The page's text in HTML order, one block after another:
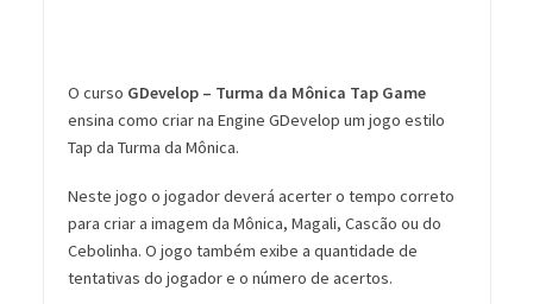
O curso GDevelop – Turma da Mônica Tap Game
ensina como criar na Engine GDevelop um jogo estilo
Tap da Turma da Mônica.
Neste jogo o jogador deverá acerter o tempo correto
para criar a imagem da Mônica, Magali, Cascão ou do
Cebolinha. O jogo também exibe a quantidade de
tentativas do jogador e o número de acertos.